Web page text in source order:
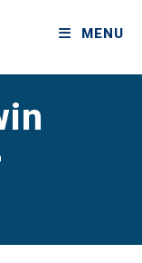
MENU